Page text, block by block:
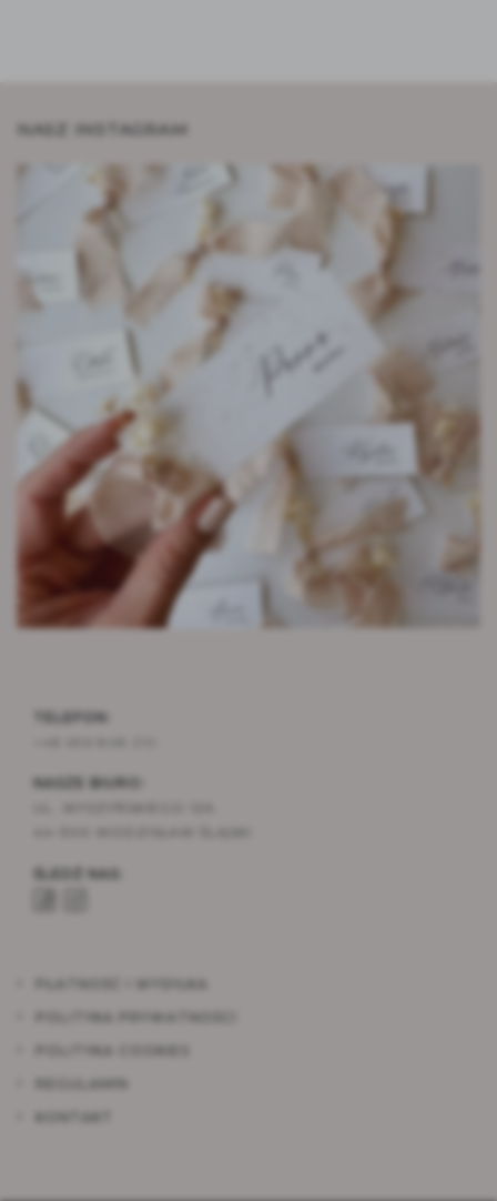
NASZ INSTAGRAM
TELEFON: